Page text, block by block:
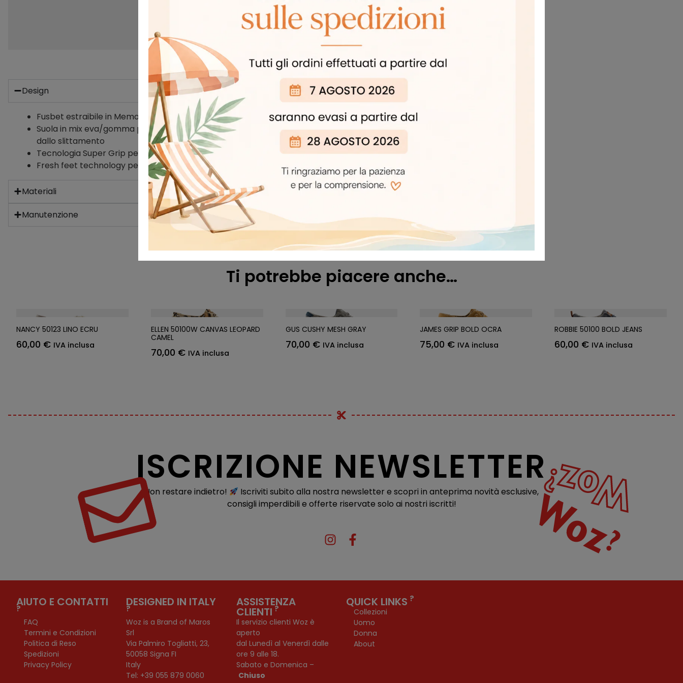
Design
Fusbet estraibile in Memory Foam
Suola in mix eva/gomma per garantire leggerezza e grande resistenza allo schiacchiamento e
dallo slittamento
Tecnologia Super Grip per un'aderenza eccezionale su ogni terreno
Fresh feet technology per garantire prestazioni ottimali anche nelle condizioni più calde
Materiali
Manutenzione
Ti potrebbe piacere anche…
NANCY 50123 LINO ECRU
60,00 € IVA inclusa
ELLEN 50100W CANVAS LEOPARD
CAMEL
70,00 € IVA inclusa
GUS CUSHY MESH GRAY
70,00 € IVA inclusa
JAMES GRIP BOLD OCRA
75,00 € IVA inclusa
ROBBIE 50100 BOLD JEANS
60,00 € IVA inclusa
ISCRIZIONE NEWSLETTER
Non restare indietro!
Iscriviti subito alla nostra newsletter e scopri in anteprima novità esclusive,
consigli imperdibili e offerte riservate solo ai nostri iscritti!
AIUTO E CONTATTI
?
FAQ
Termini e Condizioni
Politica di Reso
Spedizioni
Privacy Policy
DESIGNED IN ITALY
?
Woz is a Brand of Maros
Srl
Via Palmiro Togliatti, 23,
50058 Signa FI
Italy
Tel: +39 055 879 0060
ASSISTENZA
CLIENTI?
Il servizio clienti Woz è
aperto
dal Lunedì al Venerdì dalle
ore 9 alle 18.
Sabato e Domenica –
Chiuso
QUICK LINKS ?
Collezioni
Uomo
Donna
About